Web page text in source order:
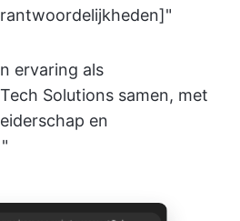
ervaring als
Solutions samen, met
en